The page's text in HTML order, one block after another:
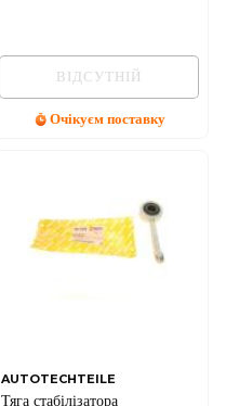
ВІДСУТНІЙ
Очікуєм поставку
AUTOTECHTEILE
Тяга стабілізатора